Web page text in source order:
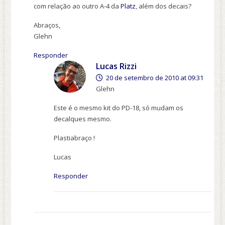
com relação ao outro A-4 daPlatz , além dos decais?
Abraços,
Glehn
Responder
Lucas Rizzi
20 de setembro de 2010 at 09:31
Glehn
Este é o mesmo kit do PD-18, só mudam os
decalques mesmo.
Plastiabraço !
Lucas
Responder